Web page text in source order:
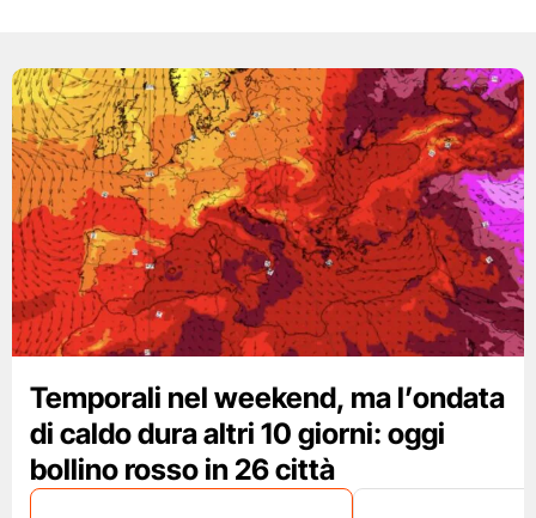
Temporali nel weekend, ma l’ondata
di caldo dura altri 10 giorni: oggi
bollino rosso in 26 città